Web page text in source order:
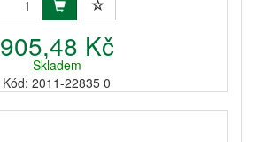
905,48 Kč
Skladem
Kód: 2011-22835 0